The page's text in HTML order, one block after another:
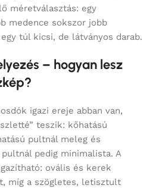
méretválasztás: egy
medence sokszor jobb
túl kicsi, de látványos darab.
– hogyan lesz
igazi ereje abban van,
teszik: kőhatású
pultnál meleg és
pedig minimalista. A
ovális és kerek
míg a szögletes, letisztult